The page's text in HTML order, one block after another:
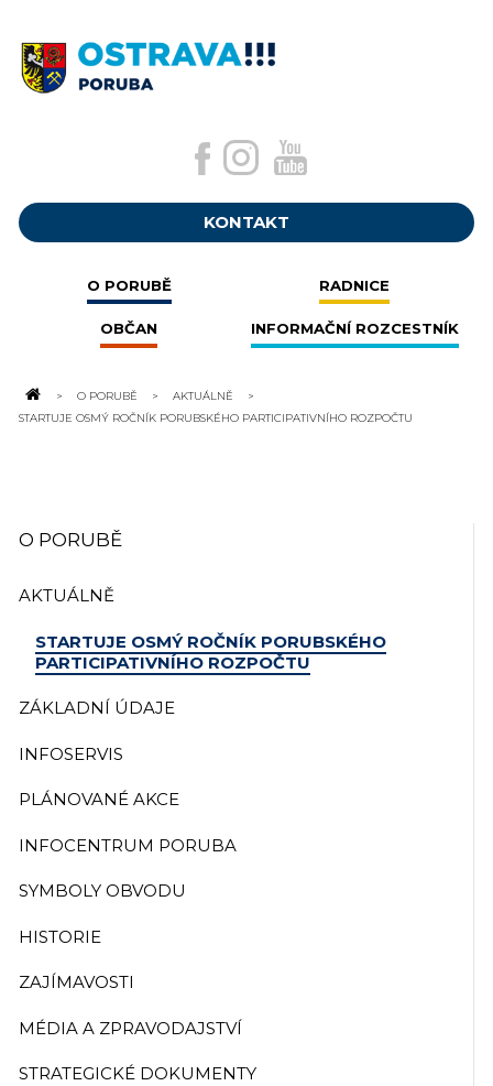
KONTAKT
O PORUBĚ RADNICE
OBČAN INFORMAČNÍ ROZCESTNÍK
O PORUBĚ
AKTUÁLNĚ
STARTUJE OSMÝ ROČNÍK PORUBSKÉHO PARTICIPATIVNÍHO ROZPOČTU
O PORUBĚ
AKTUÁLNĚ
STARTUJE OSMÝ ROČNÍK PORUBSKÉHO
PARTICIPATIVNÍHO ROZPOČTU
ZÁKLADNÍ ÚDAJE
INFOSERVIS
PLÁNOVANÉ AKCE
INFOCENTRUM PORUBA
SYMBOLY OBVODU
HISTORIE
ZAJÍMAVOSTI
MÉDIA A ZPRAVODAJSTVÍ
STRATEGICKÉ DOKUMENTY